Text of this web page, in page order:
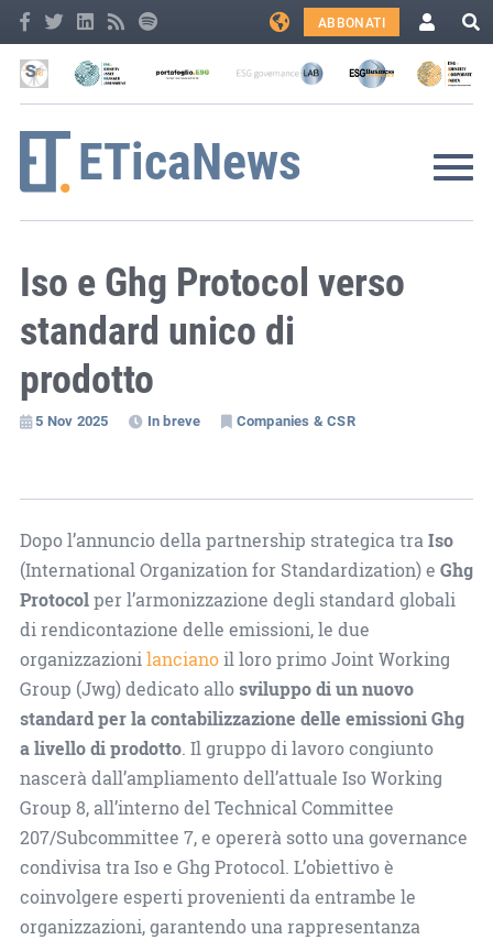
ABBONATI
Iso e Ghg Protocol verso
standard unico di
prodotto
5 Nov 2025 In breve Companies & CSR
Dopo l’annuncio della partnership strategica traIso
(International Organization for Standardization) e Ghg
Protocolper l’armonizzazione degli standard globali
di rendicontazione delle emissioni, le due
organizzazionilancianoil loro primo Joint Working
Group (Jwg) dedicato allosviluppo di un nuovo
standard per la contabilizzazione delle emissioni Ghg
a livello di prodotto. Il gruppo di lavoro congiunto
nascerà dall’ampliamento dell’attuale Iso Working
Group 8, all’interno del Technical Committee
207/Subcommittee 7, e opererà sotto una governance
condivisa tra Iso e Ghg Protocol. L’obiettivo è
coinvolgere esperti provenienti da entrambe le
organizzazioni, garantendo una rappresentanza